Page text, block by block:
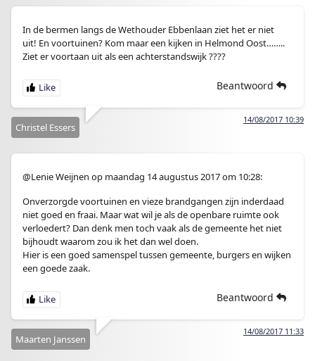
In de bermen langs de Wethouder Ebbenlaan ziet het er niet
uit! En voortuinen? Kom maar een kijken in Helmond Oost……..
Ziet er voortaan uit als een achterstandswijk ????
Beantwoord
14/08/2017 10:39
Christel Essers
@Lenie Weijnen op maandag 14 augustus 2017 om 10:28:
Onverzorgde voortuinen en vieze brandgangen zijn inderdaad
niet goed en fraai. Maar wat wil je als de openbare ruimte ook
verloedert? Dan denk men toch vaak als de gemeente het niet
bijhoudt waarom zou ik het dan wel doen.
Hier is een goed samenspel tussen gemeente, burgers en wijken
een goede zaak.
Beantwoord
14/08/2017 11:33
Maarten Janssen